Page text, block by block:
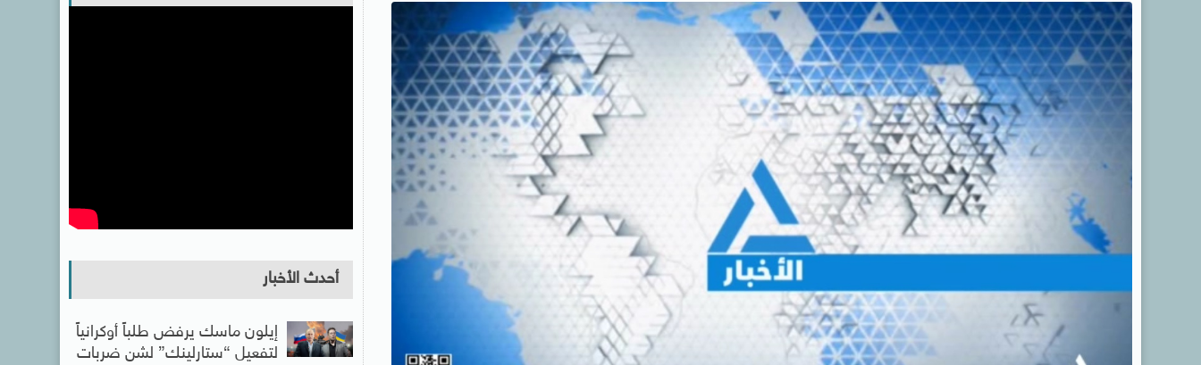
أحدث الأخبار
إيلون ماسك يرفض طلباً أوكرانياً
لتفعيل “ستارلينك” لشن ضربات